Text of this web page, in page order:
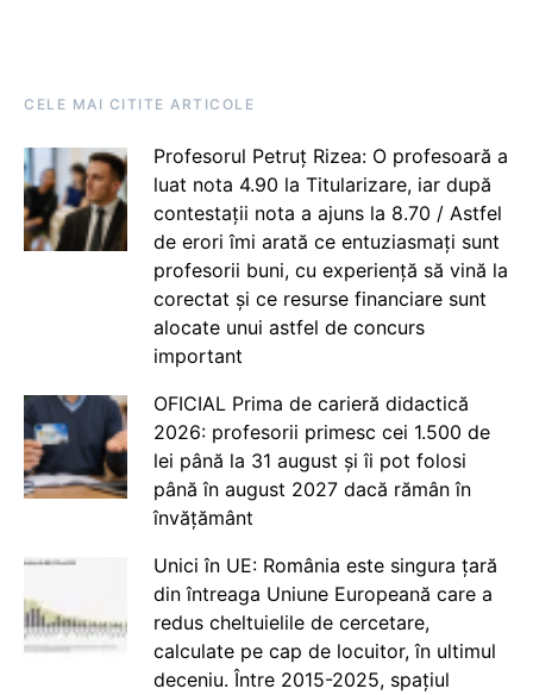
CELE MAI CITITE ARTICOLE
Profesorul Petruț Rizea: O profesoară a
luat nota 4.90 la Titularizare, iar după
contestații nota a ajuns la 8.70 / Astfel
de erori îmi arată ce entuziasmați sunt
profesorii buni, cu experiență să vină la
corectat și ce resurse financiare sunt
alocate unui astfel de concurs
important
OFICIAL Prima de carieră didactică
2026: profesorii primesc cei 1.500 de
lei până la 31 august și îi pot folosi
până în august 2027 dacă rămân în
învățământ
Unici în UE: România este singura țară
din întreaga Uniune Europeană care a
redus cheltuielile de cercetare,
calculate pe cap de locuitor, în ultimul
deceniu. Între 2015-2025, spațiul